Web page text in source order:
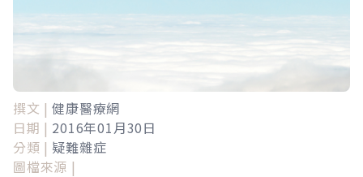
撰文 | 健康醫療網
日期 | 2016年01月30日
分類 | 疑難雜症
圖檔來源 |